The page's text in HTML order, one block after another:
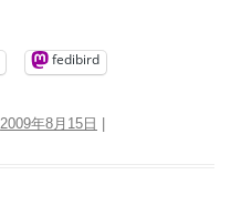
fedibird
2009年8月15日 |